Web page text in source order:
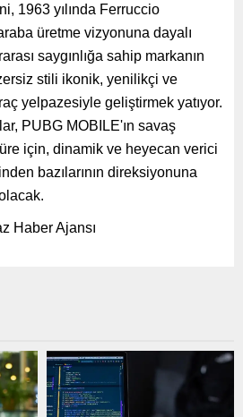
1963 yılında Ferruccio
üretme vizyonuna dayalı
saygınlığa sahip markanın
stili ikonik, yenilikçi ve
yelpazesiyle geliştirmek yatıyor.
PUBG MOBILE'ın savaş
için, dinamik ve heyecan verici
bazılarının direksiyonuna
Haber Ajansı